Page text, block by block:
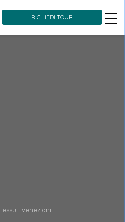
RICHIEDI TOUR
tessuti veneziani